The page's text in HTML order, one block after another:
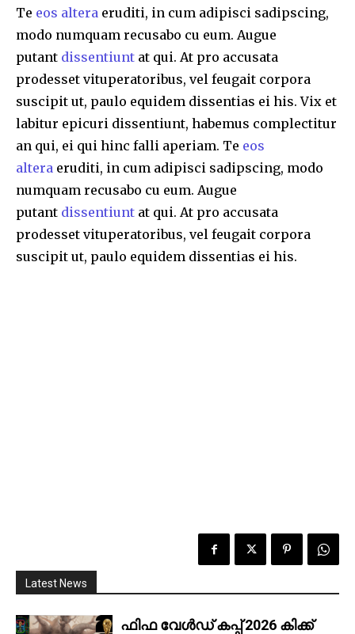
Te eos altera eruditi, in cum adipisci sadipscing,
modo numquam recusabo cu eum. Augue
putant dissentiunt at qui. At pro accusata
prodesset vituperatoribus, vel feugait corpora
suscipit ut, paulo equidem dissentias ei his. Vix et
labitur epicuri dissentiunt, habemus complectitur
an qui, ei qui hinc falli aperiam. Te eos
altera eruditi, in cum adipisci sadipscing, modo
numquam recusabo cu eum. Augue
putant dissentiunt at qui. At pro accusata
prodesset vituperatoribus, vel feugait corpora
suscipit ut, paulo equidem dissentias ei his.
Latest News
ഫിഫ വേൾഡ് കപ്പ് 2026 കിക്ക്‌